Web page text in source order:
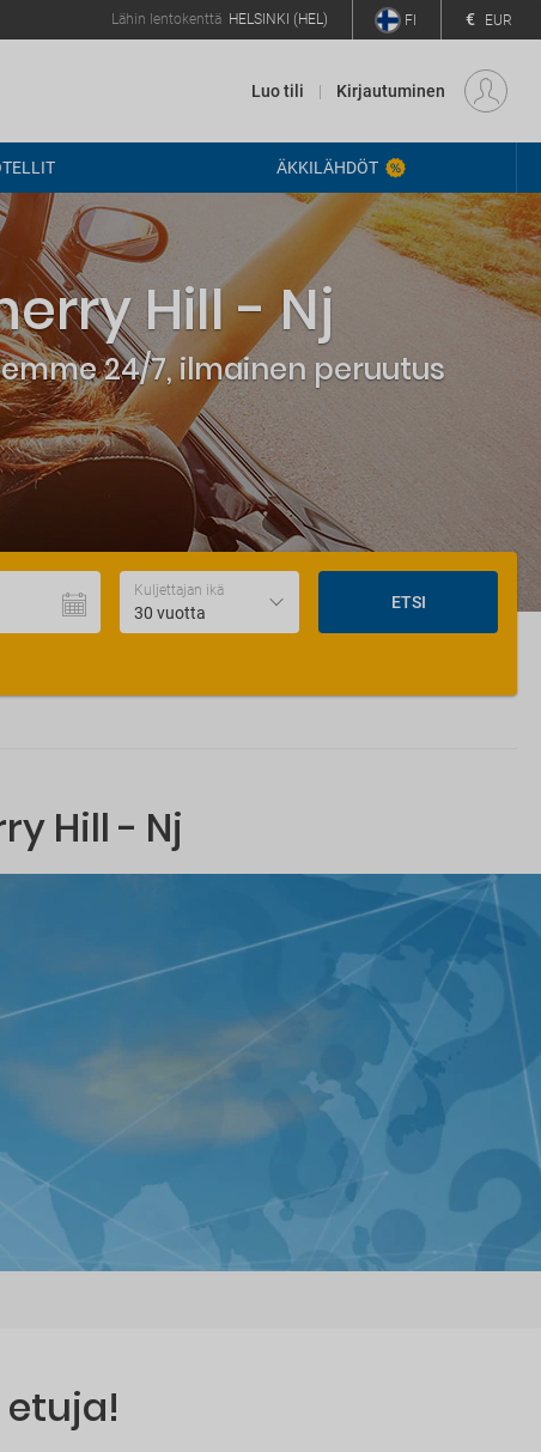
Lähin lentokenttä HELSINKI (HEL) FI € EUR
Luo tili Kirjautuminen
ÄKKILÄHDÖT
Hill - Nj
24/7, ilmainen peruutus
Kuljettajan ikä
30 vuotta
ETSI
Hill - Nj